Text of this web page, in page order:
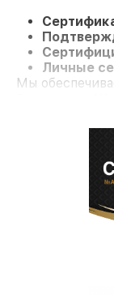
Личные
Мы